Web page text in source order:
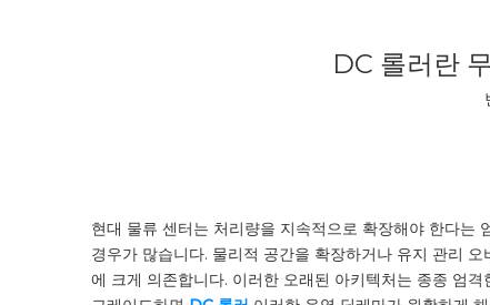
DC 롤러란
현대 물류 센터는 처리량을 지속적으로 확장해야 한다
경우가 많습니다. 물리적 공간을 확장하거나 유지 관리
에 크게 의존합니다. 이러한 오래된 아키텍처는 종종 엄